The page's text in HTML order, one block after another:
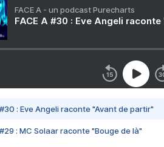
FACE A - un podcast Purecharts
FACE A #30 : Eve Angeli
#30 : Eve Angeli raconte "Avant de partir"
#29 : MC Solaar raconte "Bouge de là"